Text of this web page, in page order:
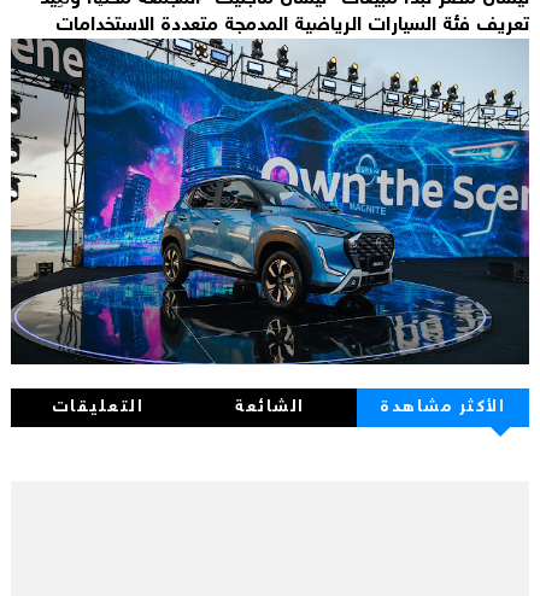
تعريف فئة السيارات الرياضية المدمجة متعددة الاستخدامات
الأكثر مشاهدة الشائعة التعليقات